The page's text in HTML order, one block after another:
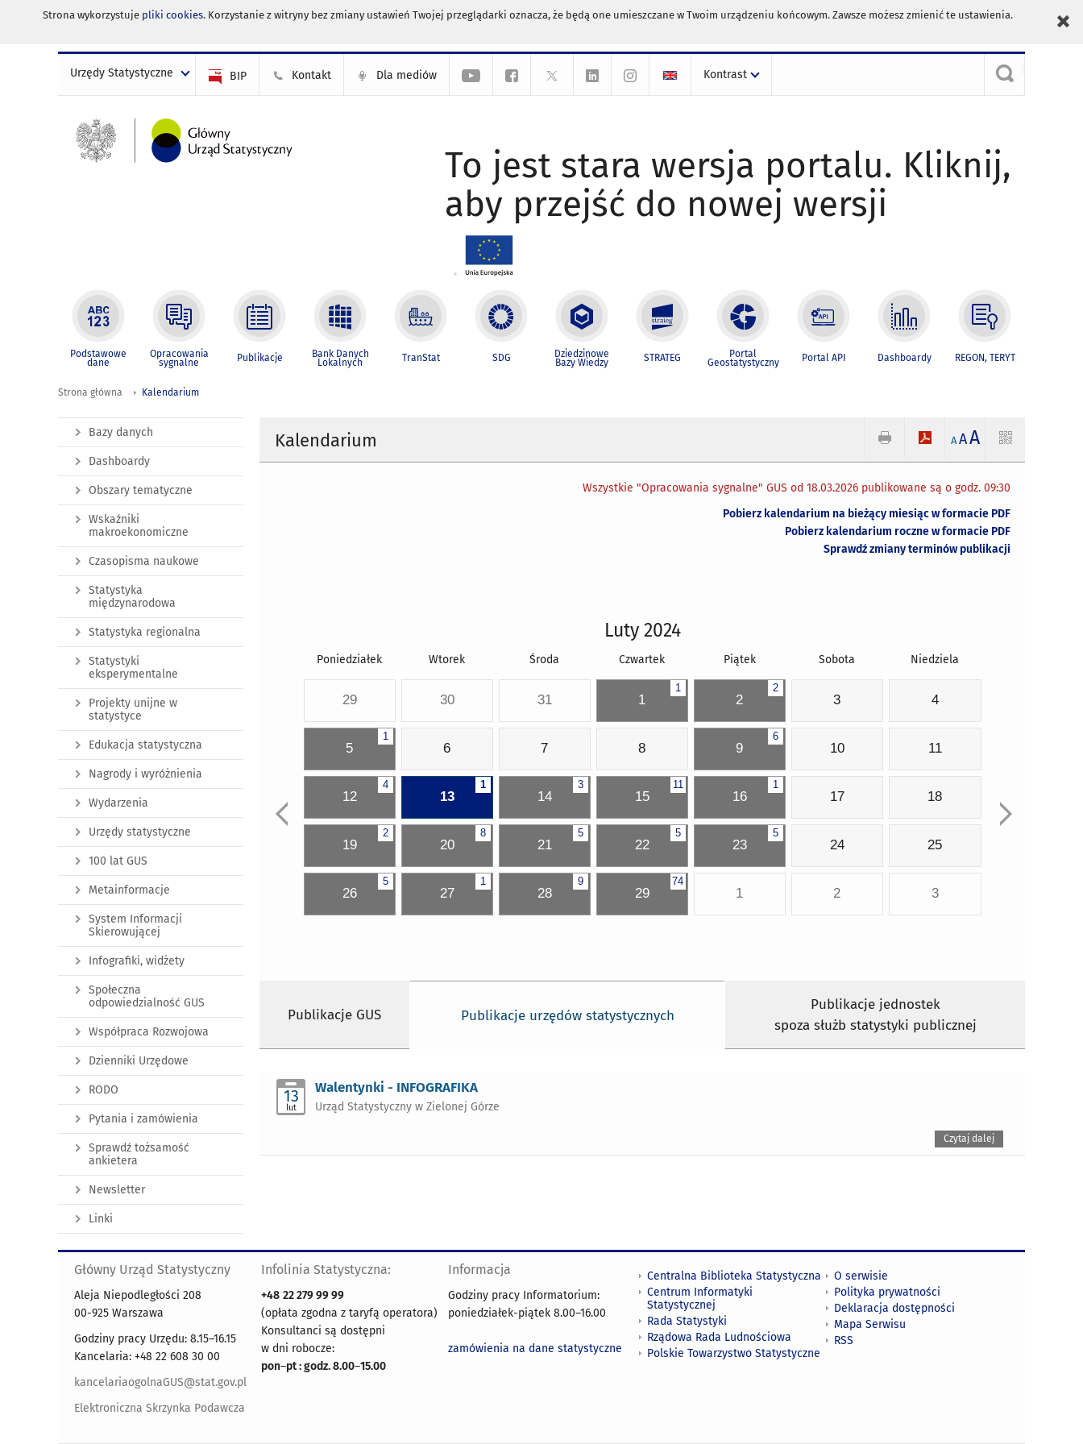
Strona wykorzystuje pliki cookies. Korzystanie z witryny bez zmiany ustawień Twojej przeglądarki oznacza, że będą one umieszczane w Twoim urządzeniu końcowym. Zawsze możesz zmienić te ustawienia.
Urzędy Statystyczne BIP Kontakt Dla mediów Kontrast
To jest stara wersja portalu. Kliknij,
aby przejść do nowej wersji
Podstawowe
dane
Opracowania
sygnalne Publikacje Bank Danych
Lokalnych TranStat SDG Dziedzinowe
Bazy Wiedzy STRATEG Portal
Geostatystyczny Portal API Dashboardy REGON, TERYT
Strona główna Kalendarium
Kalendarium A AA
Wszystkie "Opracowania sygnalne" GUS od 18.03.2026 publikowane są o godz. 09:30
Pobierz kalendarium na bieżący miesiąc w formacie PDF
Pobierz kalendarium roczne w formacie PDF
Sprawdź zmiany terminów publikacji
Luty 2024
Poniedziałek Wtorek Środa Czwartek Piątek Sobota Niedziela
29 30 31
1
1
2
2 3 4
1
5 6 7 8
6
9 10 11
4
12
1
13
3
14
11
15
1
16 17 18
2
19
8
20
5
21
5
22
5
23 24 25
5
26
1
27
9
28
74
29 1 2 3
Publikacje GUS Publikacje urzędów statystycznych
Publikacje jednostek
spoza służb statystyki publicznej
13
lut
Walentynki - INFOGRAFIKA
Urząd Statystyczny w Zielonej Górze
Czytaj dalej
Bazy danych
Dashboardy
Obszary tematyczne
Wskaźniki
makroekonomiczne
Czasopisma naukowe
Statystyka
międzynarodowa
Statystyka regionalna
Statystyki
eksperymentalne
Projekty unijne w
statystyce
Edukacja statystyczna
Nagrody i wyróżnienia
Wydarzenia
Urzędy statystyczne
100 lat GUS
Metainformacje
System Informacji
Skierowującej
Infografiki, widżety
Społeczna
odpowiedzialność GUS
Współpraca Rozwojowa
Dzienniki Urzędowe
RODO
Pytania i zamówienia
Sprawdź tożsamość
ankietera
Newsletter
Linki
Główny Urząd Statystyczny
Aleja Niepodległości 208
00-925 Warszawa
Godziny pracy Urzędu: 8.15–16.15
Kancelaria: +48 22 608 30 00
kancelariaogolnaGUS@stat.gov.pl
Elektroniczna Skrzynka Podawcza
Infolinia Statystyczna:
+48 22 279 99 99
(opłata zgodna z taryfą operatora)
Konsultanci są dostępni
w dni robocze:
pon–pt : godz. 8.00–15.00
Informacja
Godziny pracy Informatorium:
poniedziałek-piątek 8.00–16.00
zamówienia na dane statystyczne
Centralna Biblioteka Statystyczna
Centrum Informatyki
Statystycznej
Rada Statystyki
Rządowa Rada Ludnościowa
Polskie Towarzystwo Statystyczne
O serwisie
Polityka prywatności
Deklaracja dostępności
Mapa Serwisu
RSS